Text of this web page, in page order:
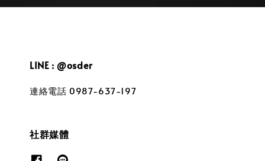
LINE : @osder
連絡電話 0987-637-197
社群媒體